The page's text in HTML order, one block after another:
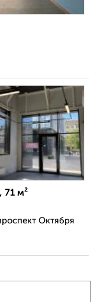
71 м²
Октября